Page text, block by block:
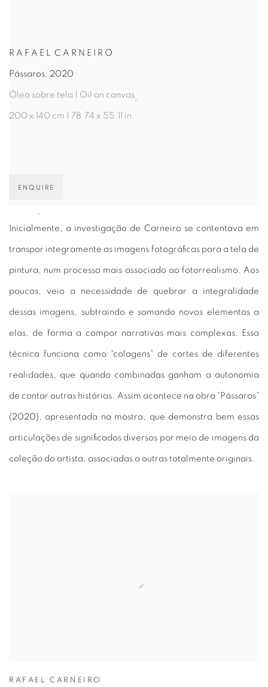
R A F A E L C A R N E I R O
Pássaros, 2020
Óleo sobre tela | Oil on canvas
200 x 140 cm | 78.74 x 55.11 in
ENQUIRE
Inicialmente, a investigação de Carneiro se contentava em
transpor integramente as imagens fotográficas para a tela de
pintura, num processo mais associado ao fotorrealismo. Aos
poucos, veio a necessidade de quebrar a integralidade
dessas imagens, subtraindo e somando novos elementos a
elas, de forma a compor narrativas mais complexas. Essa
técnica funciona como “colagens” de cortes de diferentes
realidades, que quando combinadas ganham a autonomia
de contar outras histórias. Assim acontece na obra “Pássaros”
(2020), apresentada na mostra, que demonstra bem essas
articulações de significados diversos por meio de imagens da
coleção do artista, associadas a outras totalmente originais.
RAFAEL CARNEIRO